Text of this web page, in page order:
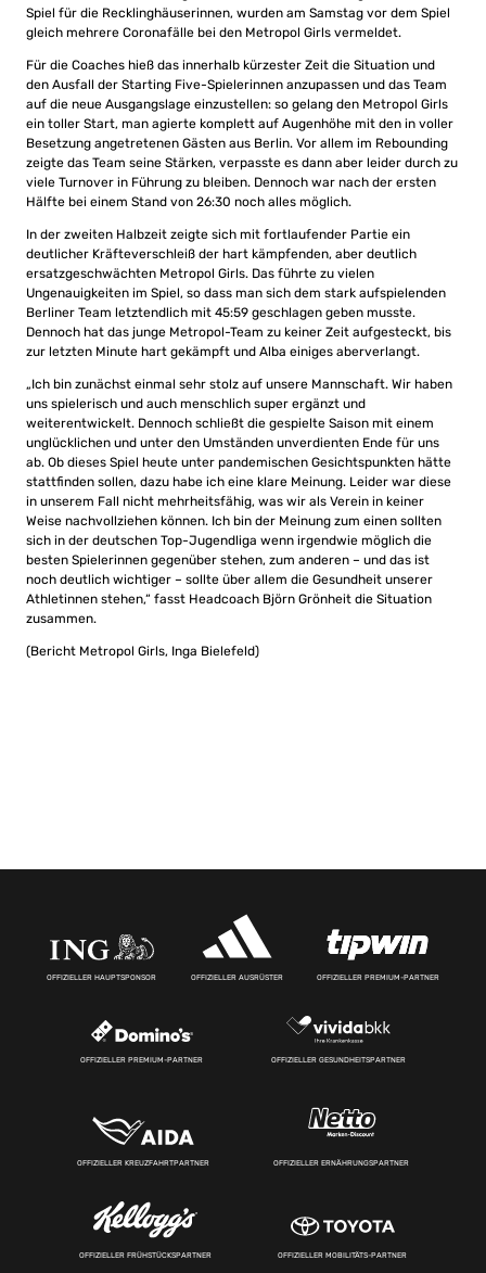
Spiel für die Recklinghäuserinnen, wurden am Samstag vor dem Spiel
gleich mehrere Coronafälle bei den Metropol Girls vermeldet.
Für die Coaches hieß das innerhalb kürzester Zeit die Situation und
den Ausfall der Starting Five-Spielerinnen anzupassen und das Team
auf die neue Ausgangslage einzustellen: so gelang den Metropol Girls
ein toller Start, man agierte komplett auf Augenhöhe mit den in voller
Besetzung angetretenen Gästen aus Berlin. Vor allem im Rebounding
zeigte das Team seine Stärken, verpasste es dann aber leider durch zu
viele Turnover in Führung zu bleiben. Dennoch war nach der ersten
Hälfte bei einem Stand von 26:30 noch alles möglich.
In der zweiten Halbzeit zeigte sich mit fortlaufender Partie ein
deutlicher Kräfteverschleiß der hart kämpfenden, aber deutlich
ersatzgeschwächten Metropol Girls. Das führte zu vielen
Ungenauigkeiten im Spiel, so dass man sich dem stark aufspielenden
Berliner Team letztendlich mit 45:59 geschlagen geben musste.
Dennoch hat das junge Metropol-Team zu keiner Zeit aufgesteckt, bis
zur letzten Minute hart gekämpft und Alba einiges aberverlangt.
„Ich bin zunächst einmal sehr stolz auf unsere Mannschaft. Wir haben
uns spielerisch und auch menschlich super ergänzt und
weiterentwickelt. Dennoch schließt die gespielte Saison mit einem
unglücklichen und unter den Umständen unverdienten Ende für uns
ab. Ob dieses Spiel heute unter pandemischen Gesichtspunkten hätte
stattfinden sollen, dazu habe ich eine klare Meinung. Leider war diese
in unserem Fall nicht mehrheitsfähig, was wir als Verein in keiner
Weise nachvollziehen können. Ich bin der Meinung zum einen sollten
sich in der deutschen Top-Jugendliga wenn irgendwie möglich die
besten Spielerinnen gegenüber stehen, zum anderen – und das ist
noch deutlich wichtiger – sollte über allem die Gesundheit unserer
Athletinnen stehen,“ fasst Headcoach Björn Grönheit die Situation
zusammen.
(Bericht Metropol Girls, Inga Bielefeld)
OFFIZIELLER HAUPTSPONSOR OFFIZIELLER AUSRÜSTER OFFIZIELLER PREMIUM-PARTNER
OFFIZIELLER PREMIUM-PARTNER OFFIZIELLER GESUNDHEITSPARTNER
OFFIZIELLER KREUZFAHRTPARTNER OFFIZIELLER ERNÄHRUNGSPARTNER
OFFIZIELLER FRÜHSTÜCKSPARTNER OFFIZIELLER MOBILITÄTS-PARTNER